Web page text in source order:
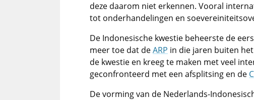
deze daarom niet erkennen. Vooral
tot onderhandelingen en
De Indonesische kwestie beheerste de
meer toe dat deARP in die jaren buiten
de kwestie en kreeg te maken met veel
geconfronteerd met een afsplitsing en de
De vorming van de Nederlands-